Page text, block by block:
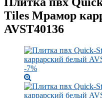
Tiles Мрамор
AVST40136
-7%